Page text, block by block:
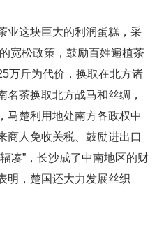
业这块巨大的利润蛋糕，采
宽松政策，鼓励百姓遍植茶
万斤为代价，换取在北方诸
名茶换取北方战马和丝绸，
马楚利用地处南方各政权中
商人免收关税、鼓励进出口
凑”，长沙成了中南地区的财
明，楚国还大力发展丝织